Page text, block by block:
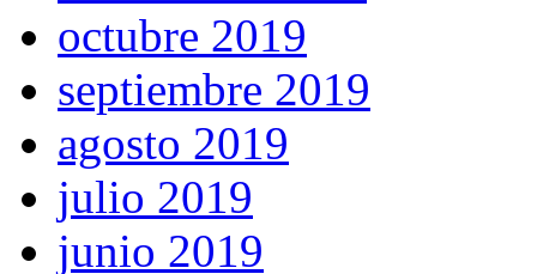
octubre 2019
septiembre 2019
agosto 2019
julio 2019
junio 2019